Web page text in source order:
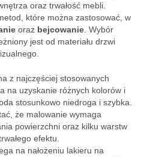
oraz trwałość mebli.
które można zastosować, w
oraz bejcowanie . Wybór
jest od materiału drzwi
z najczęściej stosowanych
na uzyskanie różnych kolorów i
stosunkowo niedroga i szybka.
że malowanie wymaga
powierzchni oraz kilku warstw
efektu.
na nałożeniu lakieru na